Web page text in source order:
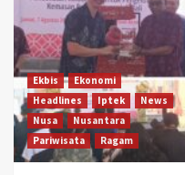
Ekbis
Ekonomi
Headlines
Iptek
News
Nusa
Nusantara
Pariwisata
Ragam